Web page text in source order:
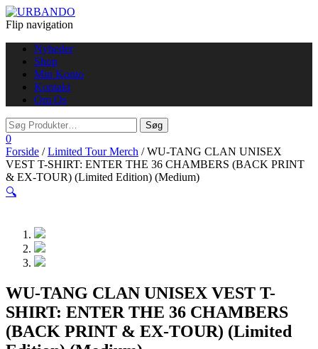
Flip navigation
Nyheder
Shop
Min Konto
Kontakt
Om Os
0
Forside /Limited Tour Merch / WU-TANG CLAN UNISEX
VEST T-SHIRT: ENTER THE 36 CHAMBERS (BACK PRINT
& EX-TOUR) (Limited Edition) (Medium)
🔍
WU-TANG CLAN UNISEX VEST T-
SHIRT: ENTER THE 36 CHAMBERS
(BACK PRINT & EX-TOUR) (Limited